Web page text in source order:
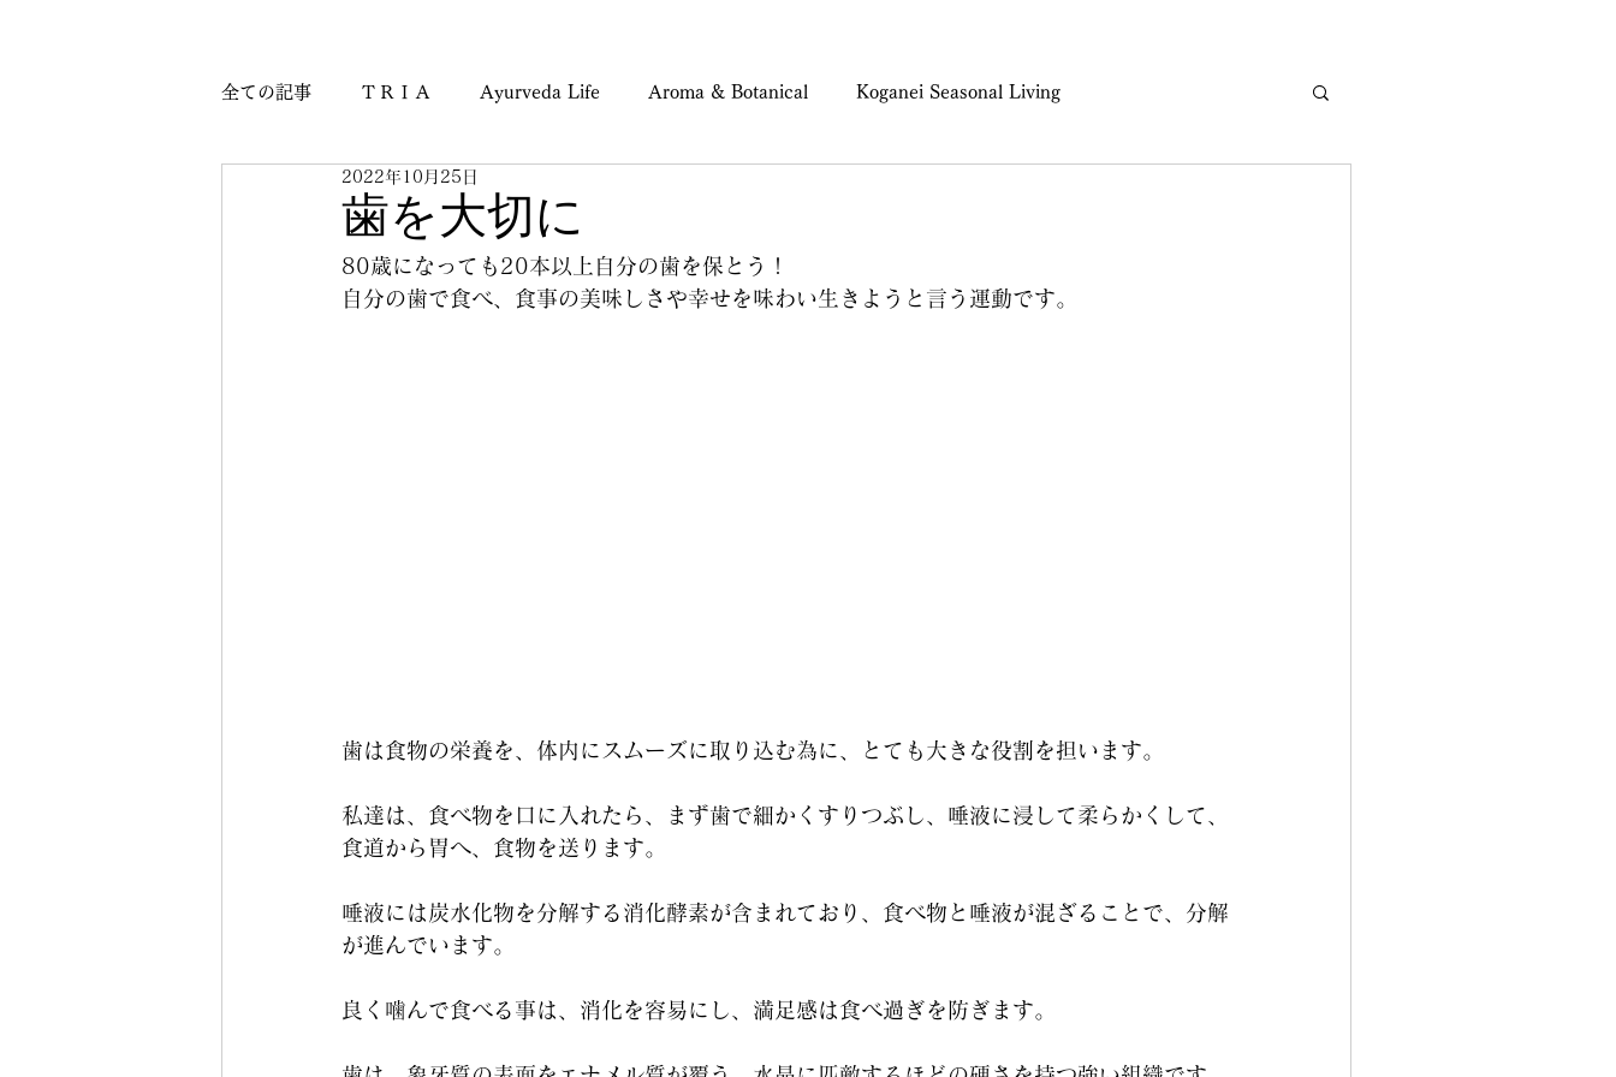
全ての記事 ＴＲＩＡ Ayurveda Life Aroma & Botanical Koganei Seasonal Living
Journey & Culture Notes
歯を大切に
2022年10月25日
80歳になっても20本以上自分の歯を保とう！
自分の歯で食べ、食事の美味しさや幸せを味わい生きようと言う運動です。
歯は食物の栄養を、体内にスムーズに取り込む為に、とても大きな役割を担います。
私達は、食べ物を口に入れたら、まず歯で細かくすりつぶし、唾液に浸して柔らかくして、
食道から胃へ、食物を送ります。
唾液には炭水化物を分解する消化酵素が含まれており、食べ物と唾液が混ざることで、分解
が進んでいます。
良く噛んで食べる事は、消化を容易にし、満足感は食べ過ぎを防ぎます。